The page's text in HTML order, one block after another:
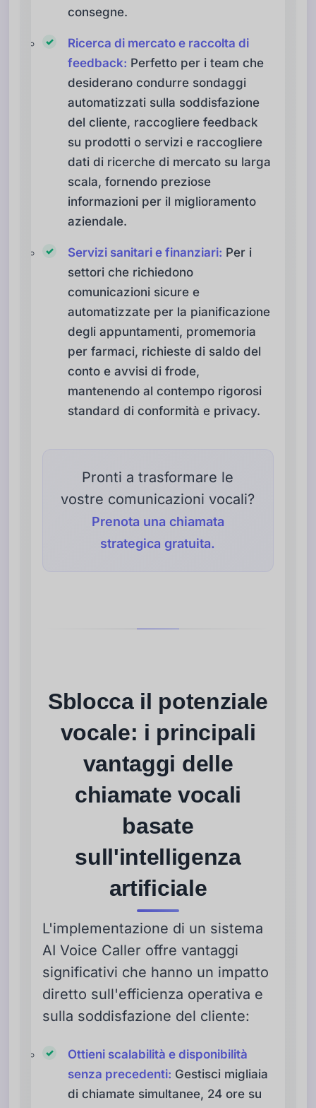
consegne.
Ricerca di mercato e raccolta di
feedback: Perfetto per i team che
desiderano condurre sondaggi
automatizzati sulla soddisfazione
del cliente, raccogliere feedback
su prodotti o servizi e raccogliere
dati di ricerche di mercato su larga
scala, fornendo preziose
informazioni per il miglioramento
aziendale.
Servizi sanitari e finanziari: Per i
settori che richiedono
comunicazioni sicure e
automatizzate per la pianificazione
degli appuntamenti, promemoria
per farmaci, richieste di saldo del
conto e avvisi di frode,
mantenendo al contempo rigorosi
standard di conformità e privacy.
Pronti a trasformare le
vostre comunicazioni vocali?
Prenota una chiamata
strategica gratuita.
Sblocca il potenziale
vocale: i principali
vantaggi delle
chiamate vocali
basate
sull'intelligenza
artificiale
L'implementazione di un sistema
AI Voice Caller offre vantaggi
significativi che hanno un impatto
diretto sull'efficienza operativa e
sulla soddisfazione del cliente:
Ottieni scalabilità e disponibilità
senza precedenti: Gestisci migliaia
di chiamate simultanee, 24 ore su